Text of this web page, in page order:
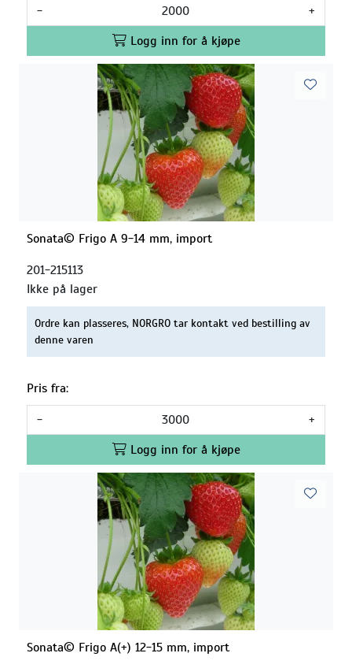
-
+
Logg inn for å kjøpe
Sonata© Frigo A 9-14 mm, import
201-215113
Ikke på lager
Ordre kan plasseres, NORGRO tar kontakt ved bestilling av
denne varen
Pris fra:
-
+
Logg inn for å kjøpe
Sonata© Frigo A(+) 12-15 mm, import